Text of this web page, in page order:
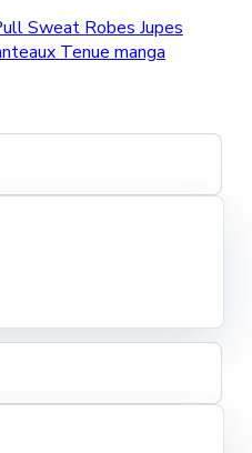
Sweat Robes Jupes
Tenue manga